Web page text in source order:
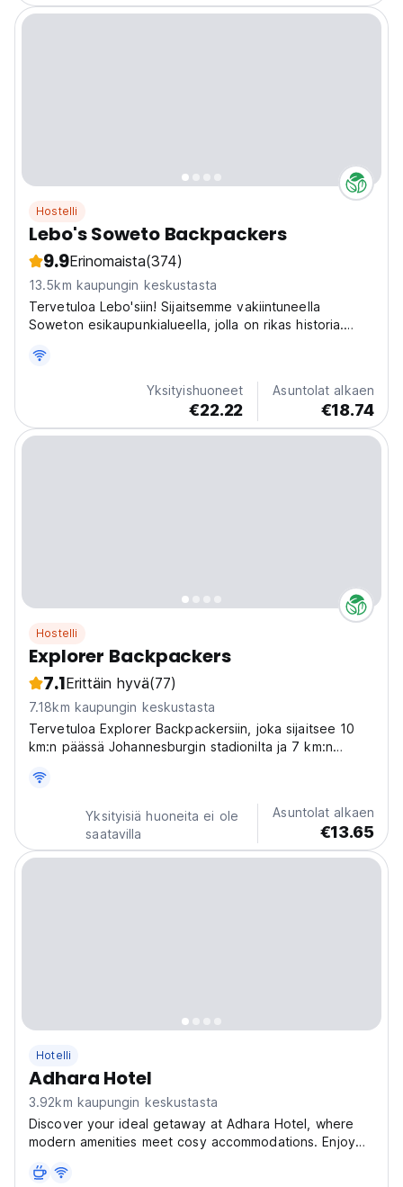
Hostelli
Lebo's Soweto Backpackers
9.9Erinomaista(374)
13.5km kaupungin keskustasta
Tervetuloa Lebo'siin! Sijaitsemme vakiintuneella
Soweton esikaupunkialueella, jolla on rikas historia.
matkailijoille "kaupunkielämän" kokemuksiin.
Yksityishuoneet
€22.22
Asuntolat alkaen
€18.74
Hostelli
Explorer Backpackers
7.1Erittäin hyvä(77)
7.18km kaupungin keskustasta
Tervetuloa Explorer Backpackersiin, joka sijaitsee 10
km:n päässä Johannesburgin stadionilta ja 7 km:n
Yksityisiä huoneita ei ole
saatavilla
Asuntolat alkaen
€13.65
Hotelli
Adhara Hotel
3.92km kaupungin keskustasta
Discover your ideal getaway at Adhara Hotel, where
modern amenities meet cosy accommodations. Enjoy
desk service to ensure your stay is seamless and